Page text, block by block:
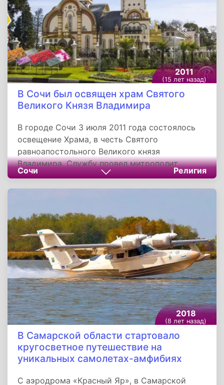
авто. Была организована выставка
эксклюзивных спортивных автомобилей. В
завершении состоялся праздничный концерт,
который вел известный актёр Дмитрий
Певцов.
2011
(15 лет назад)
В Сочи был освящен храм Святого
Великого Князя Владимира
В городе Сочи 3 июля 2011 года состоялось
освещение Храма, в честь Святого
равноапостольного Великого князя
Владимира. Службу провел митрополит
Екатеринодарский и Кубанский Исидор в
сослужении с епископом Ейским Германом и
был подписан договор о дарении храмового
комплекса сочинскому приходу. На
должность настоятеля храма был назначен
отец Андрей.
Сочи Религия
2018
(8 лет назад)
В Самарской области стартовало
кругосветное путешествие на
уникальных самолетах-амфибиях
С аэродрома «Красный Яр», в Самарской